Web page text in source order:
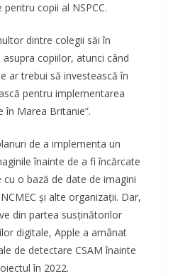
copii al NSPCC.
dintre colegii săi în
copiilor, atunci când
ar trebui să investească în
pentru implementarea
în Marea Britanie”.
de a implementa un
înainte de a fi încărcate
o bază de date de imagini
și alte organizații. Dar,
din partea susținătorilor
digitale, Apple a amânat
de detectare CSAM înainte
în 2022.